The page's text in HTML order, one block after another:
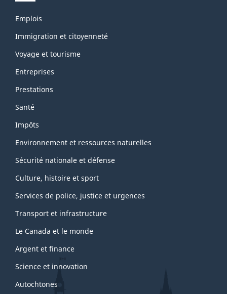
Thèmes
sujets
Emplois
Immigration et citoyenneté
Voyage et tourisme
Entreprises
Prestations
Santé
Impôts
Environnement et ressources naturelles
Sécurité nationale et défense
Culture, histoire et sport
Services de police, justice et urgences
Transport et infrastructure
Le Canada et le monde
Argent et finance
Science et innovation
Autochtones